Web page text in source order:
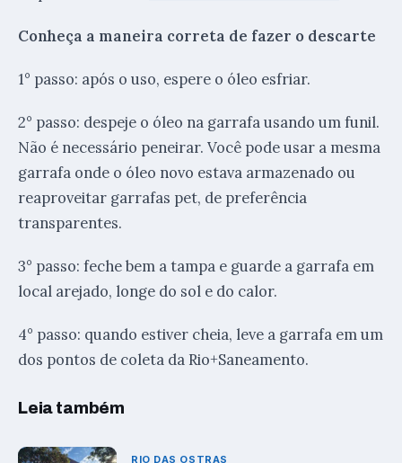
Conheça a maneira correta de fazer o descarte
1° passo: após o uso, espere o óleo esfriar.
2° passo: despeje o óleo na garrafa usando um funil.
Não é necessário peneirar. Você pode usar a mesma
garrafa onde o óleo novo estava armazenado ou
reaproveitar garrafas pet, de preferência
transparentes.
3° passo: feche bem a tampa e guarde a garrafa em
local arejado, longe do sol e do calor.
4° passo: quando estiver cheia, leve a garrafa em um
dos pontos de coleta da Rio+Saneamento.
Leia também
RIO DAS OSTRAS